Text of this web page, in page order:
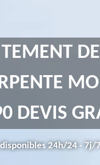
DE
DEVIS
24h/24 - 7j/